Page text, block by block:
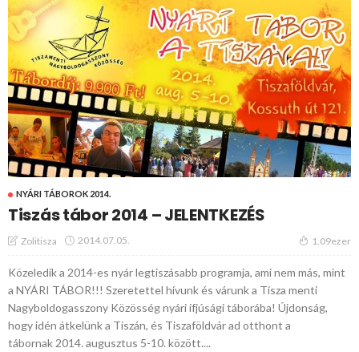
NYÁRI TÁBOROK 2014.
Tiszás tábor 2014 – JELENTKEZÉS
Zolitisza 2014.07.05. 1.09ezer
Közeledik a 2014-es nyár legtiszásabb programja, ami nem más, mint
a NYÁRI TÁBOR!!! Szeretettel hívunk és várunk a Tisza menti
Nagyboldogasszony Közösség nyári ifjúsági táborába! Újdonság,
hogy idén átkelünk a Tiszán, és Tiszaföldvár ad otthont a
tábornak 2014. augusztus 5-10. között....